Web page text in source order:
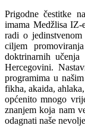
Prigodne čestitke
imama Medžlisa
radi o
ciljem
doktrinarnih
Hercegovini.
programima u
fikha, akaida,
općenito mnogo
znanjem koja nam
odagnati naše